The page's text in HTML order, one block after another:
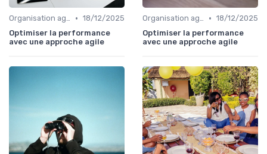
Organisation agile & scalable • 18/12/2025
Optimiser la performance
avec une approche agile
Organisation agile & scalable • 18/12/2025
Optimiser la performance
avec une approche agile